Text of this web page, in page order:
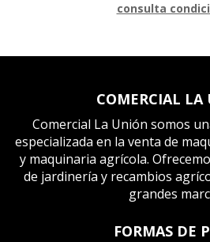
consulta
COMERCIAL LA
Comercial La Unión somos
especializada en la venta de
y maquinaria agrícola.
de jardinería y recambios
grandes
FORMAS DE